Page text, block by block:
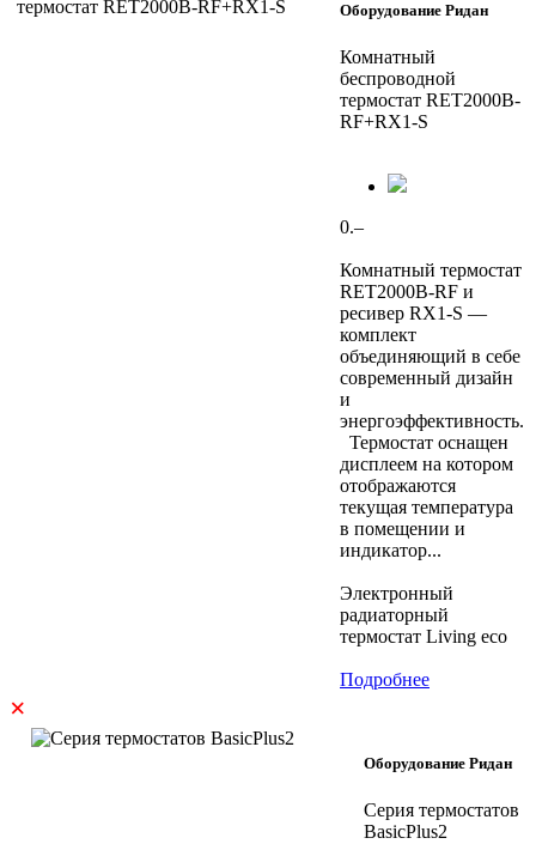
Оборудование Ридан
Комнатный
беспроводной
термостат RET2000B-
RF+RX1-S
0.–
Комнатный термостат
RET2000B-RF и
ресивер RX1-S —
комплект
объединяющий в себе
современный дизайн
и
энергоэффективность.
Термостат оснащен
дисплеем на котором
отображаются
текущая температура
в помещении и
индикатор...
Электронный
радиаторный
термостат Living eco
Подробнее
×
Оборудование Ридан
Серия термостатов
BasicPlus2